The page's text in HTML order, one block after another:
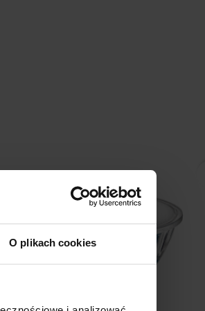
O plikach cookies